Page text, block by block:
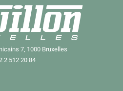
7, 1000 Bruxelles
2 512 20 84